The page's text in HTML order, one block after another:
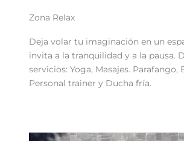
Zona Relax
Deja volar tu imaginación en un
invita a la tranquilidad y a la pausa.
servicios: Yoga, Masajes. Parafango,
Personal trainer y Ducha fría.